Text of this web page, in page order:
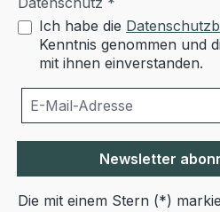
Ich habe die
Kenntnis genommen und
mit ihnen einverstanden.
Newsletter
Die mit einem Stern (*)